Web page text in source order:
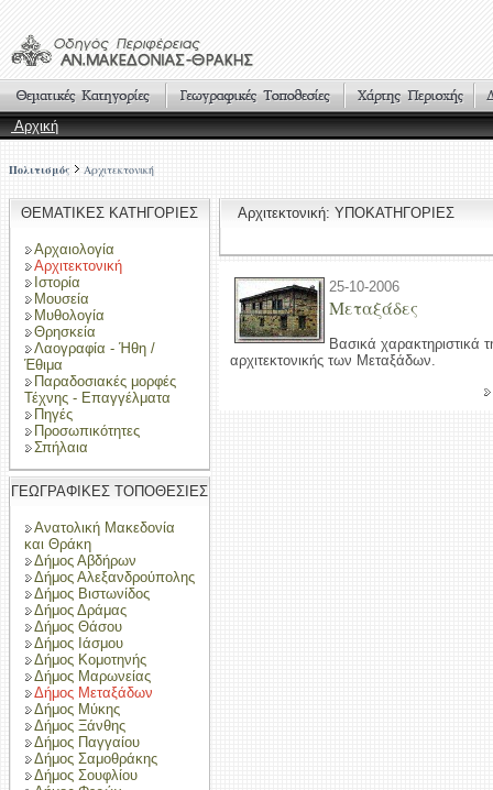
Αρχική
Πολιτισμός Αρχιτεκτονική
ΘΕΜΑΤΙΚΕΣ ΚΑΤΗΓΟΡΙΕΣ
Αρχαιολογία
Αρχιτεκτονική
Ιστορία
Μουσεία
Μυθολογία
Θρησκεία
Λαογραφία - Ήθη /
Έθιμα
Παραδοσιακές μορφές
Τέχνης - Επαγγέλματα
Πηγές
Προσωπικότητες
Σπήλαια
ΓΕΩΓΡΑΦΙΚΕΣ ΤΟΠΟΘΕΣΙΕΣ
Ανατολική Μακεδονία
και Θράκη
Δήμος Αβδήρων
Δήμος Αλεξανδρούπολης
Δήμος Βιστωνίδος
Δήμος Δράμας
Δήμος Θάσου
Δήμος Ιάσμου
Δήμος Κομοτηνής
Δήμος Μαρωνείας
Δήμος Μεταξάδων
Δήμος Μύκης
Δήμος Ξάνθης
Δήμος Παγγαίου
Δήμος Σαμοθράκης
Δήμος Σουφλίου
Αρχιτεκτονική: ΥΠΟΚΑΤΗΓΟΡΙΕΣ
25-10-2006
Μεταξάδες
Βασικά χαρακτηριστικά
αρχιτεκτονικής των Μεταξάδων.